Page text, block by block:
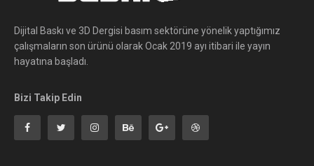
Dijital Baskı ve 3D Dergisi basım sektörüne yönelik yaptığımız
çalışmaların son ürünü olarak Ocak 2019 ayı itibari ile yayın
hayatına başladı.
Bizi Takip Edin